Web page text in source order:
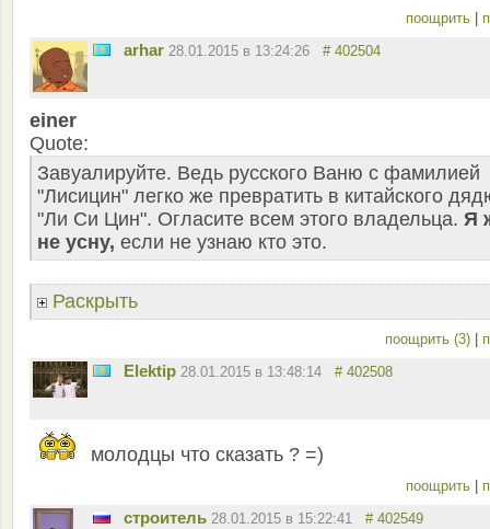
поощрить
arhar 28.01.2015 в 13:24:26 # 402504
einer
Quote:
Завуалируйте. Ведь русского Ваню с фамилией
"Лисицин" легко же превратить в китайского
"Ли Си Цин". Огласите всем этого владельца. Я
не усну, если не узнаю кто это.
Раскрыть
поощрить (3)
Elektip 28.01.2015 в 13:48:14 # 402508
молодцы что сказать ? =)
поощрить
строитель 28.01.2015 в 15:22:41 # 402549